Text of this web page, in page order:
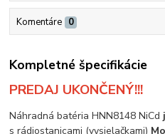
Komentáre 0
Kompletné špecifikácie
PREDAJ UKONČENÝ!!!
Náhradná batéria HNN8148 NiCd
s rádiostanicami (vysielačkami)